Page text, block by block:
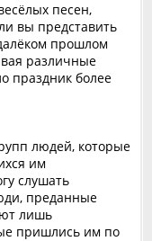
песен,
вы представить
прошлом
различные
праздник более
людей, которые
им
слушать
преданные
лишь
пришлись им по